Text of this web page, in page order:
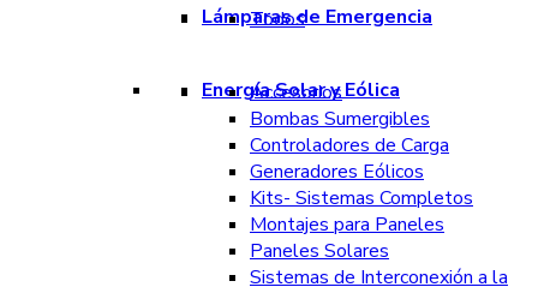
Lámparas de Emergencia
Todos
Energía Solar y Eólica
Accesorios
Bombas Sumergibles
Controladores de Carga
Generadores Eólicos
Kits- Sistemas Completos
Montajes para Paneles
Paneles Solares
Sistemas de Interconexión a la